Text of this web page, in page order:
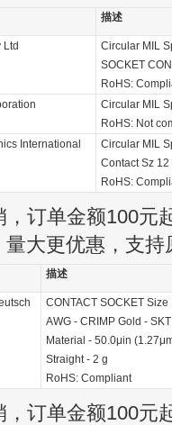
描述
Ltd
Circular MIL
SOCKET
RoHS:
Circular MIL
RoHS: Not
International
Circular MIL
Contact Sz 12
RoHS:
订单金额100元
大更优惠，支持
描述
CONTACT SOCKET
AWG - CRIMP Gold -
Material - 50.0μin
Straight - 2 g
RoHS: Compliant
订单金额100元